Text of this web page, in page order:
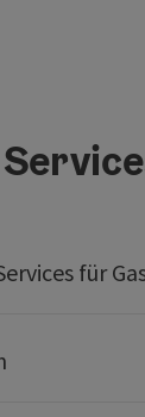
für